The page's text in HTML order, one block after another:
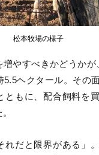
松本牧場の様子
やすべきかどうかが
5.5ヘクタール。その
ともに、配合飼料を
れだと限界がある」